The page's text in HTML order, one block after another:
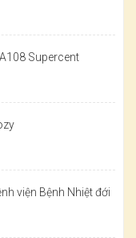
Supercent
viện Bệnh Nhiệt đới